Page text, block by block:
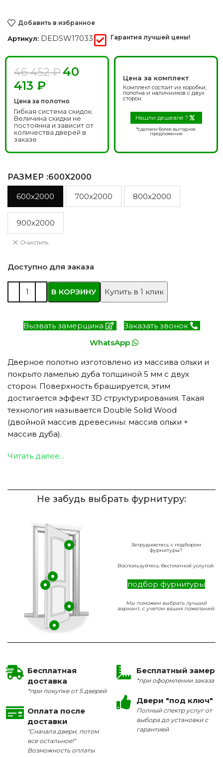
Добавить в избранное
Артикул: DEDSW17033 Гарантия лучшей цены!
46 452₽40
413 ₽
Цена за полотно
Гибкая система скидок.
Величина скидки не
постоянна и зависит от
количества дверей в
заказе.
Цена за комплект
Комплект состоит из коробки,
полотна и наличников с двух
сторон.
Нашли дешевле ?
*сделаем более выгодное
предложение
РАЗМЕР :600X2000
600x2000 700x2000 800x2000
900x2000
Очистить
Доступно для заказа
В КОРЗИНУ Купить в 1 клик
Вызвать замерщика
Заказать звонок
WhatsApp
Дверное полотно изготовлено из массива ольхи и
покрыто ламелью дуба толщиной 5 мм с двух
сторон. Поверхность брашируется, этим
достигается эффект 3D структурирования. Такая
технология называется Double Solid Wood
(двойной массив древесины: массив ольхи +
массив дуба).
Читать далее...
Не забудь выбрать фурнитуру:
Затрудняетесь с подбором
фурнитуры?
Воспользуйтесь бесплатной услугой:
подбор фурнитуры
Мы поможем выбрать лучший
вариант, с учетом ваших пожеланий.
Бесплатная
доставка
*при покупке от 5 дверей
Оплата после
доставки
"Сначала двери, потом
все остальное!"
Возможность оплаты
Бесплатный замер
*при оформлении заказа
Двери "под ключ"
Полный спектр услуг от
выбора до установки с
гарантией